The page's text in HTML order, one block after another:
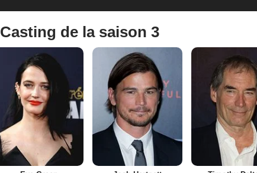
Casting de la saison 3